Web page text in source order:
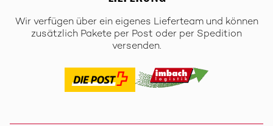
Wir verfügen über ein eigenes Lieferteam und können
zusätzlich Pakete per Post oder per Spedition
versenden.